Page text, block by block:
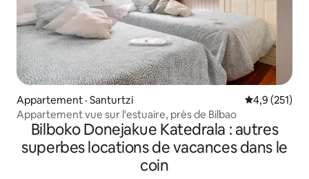
Appartement · Santurtzi Note
4,9 (251)
Appartement vue sur l'estuaire, près de Bilbao
Bilboko Donejakue Katedrala : autres
superbes locations de vacances dans le
coin